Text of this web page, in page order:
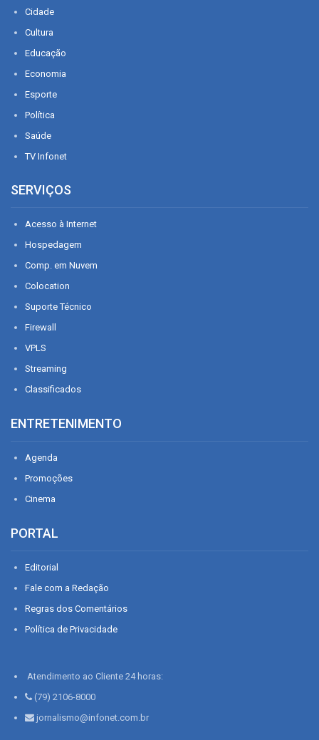
Cidade
Cultura
Educação
Economia
Esporte
Política
Saúde
TV Infonet
SERVIÇOS
Acesso à Internet
Hospedagem
Comp. em Nuvem
Colocation
Suporte Técnico
Firewall
VPLS
Streaming
Classificados
ENTRETENIMENTO
Agenda
Promoções
Cinema
PORTAL
Editorial
Fale com a Redação
Regras dos Comentários
Política de Privacidade
Atendimento ao Cliente 24 horas:
(79) 2106-8000
jornalismo@infonet.com.br